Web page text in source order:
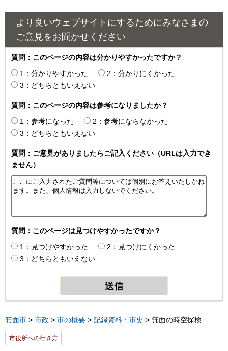
より良いウェブサイトにするためにみなさまの
ご意見をお聞かせください
質問：このページの内容は分かりやすかったですか？
1：分かりやすかった
2：分かりにくかった
3：どちらともいえない
質問：このページの内容は参考になりましたか？
1：参考になった
2：参考にならなかった
3：どちらともいえない
質問：ご意見がありましたらご記入ください（URLは入力でき
ません）
質問：このページは見つけやすかったですか？
1：見つけやすかった
2：見つけにくかった
3：どちらともいえない
箕面市 > 市政 > 市の概要 > 記録資料・市史 > 箕面の時空探検
市役所への行き方